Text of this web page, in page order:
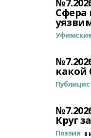
какой
Круг
Поэзия 8